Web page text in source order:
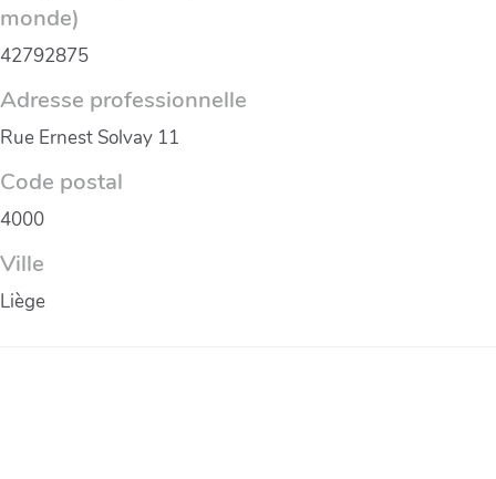
monde)
42792875
Adresse professionnelle
Rue Ernest Solvay 11
Code postal
4000
Ville
Liège